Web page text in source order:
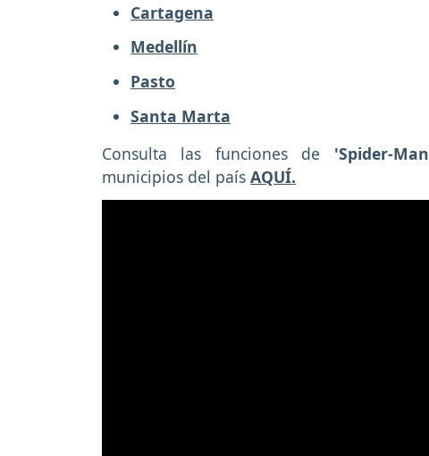
Cartagena
Medellín
Pasto
Santa Marta
Consulta las funciones de 'Spider-
municipios del país AQUÍ.